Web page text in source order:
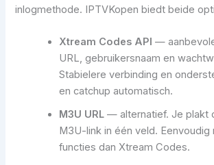
inlogmethode. IPTVKopen biedt beide
Xtream Codes API —
URL, gebruikersnaam en
Stabielere verbinding en
en catchup automatisch.
M3U URL — alternatief. Je plakt
M3U-link in één veld. Eenvoudig
functies dan Xtream Codes.